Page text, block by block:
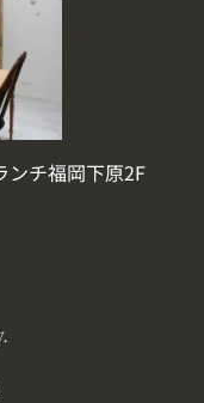
ンチ福岡下原2F